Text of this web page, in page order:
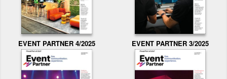
EVENT PARTNER 4/2025 EVENT PARTNER 3/2025